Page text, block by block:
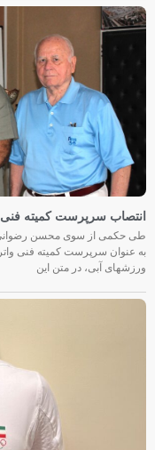
انتصاب سرپرست کمیته فنی
طی حکمی از سوی محسن رضوانی
به عنوان سرپرست کمیته فنی
ورزشهای آبی، در متن این